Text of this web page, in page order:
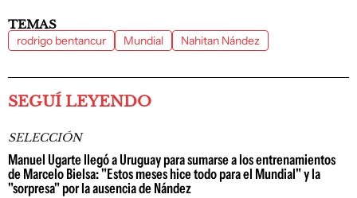
TEMAS
rodrigo bentancur Mundial Nahitan Nández
SEGUÍ LEYENDO
SELECCIÓN
Manuel Ugarte llegó a Uruguay para sumarse a los entrenamientos
de Marcelo Bielsa: "Estos meses hice todo para el Mundial" y la
"sorpresa" por la ausencia de Nández